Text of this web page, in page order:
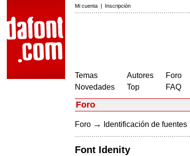
Mi cuenta | Inscripción
Temas
Novedades
Autores
Top
Foro
FAQ
Foro
Foro → Identificación de fuentes
Font Idenity